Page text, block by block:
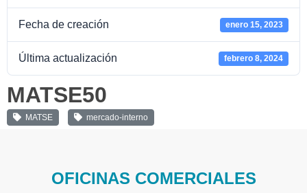
Fecha de creación enero 15, 2023
Última actualización febrero 8, 2024
MATSE50
MATSE mercado-interno
OFICINAS COMERCIALES